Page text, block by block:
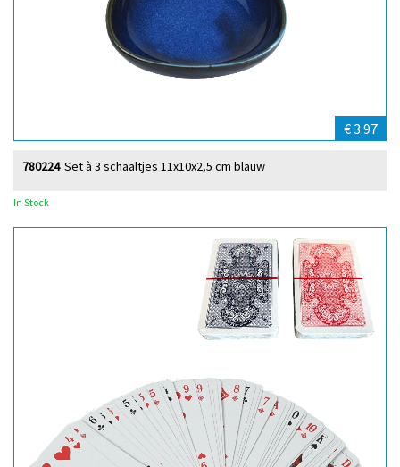
€ 3.97
Set à 3 schaaltjes 11x10x2,5 cm blauw
780224
In Stock